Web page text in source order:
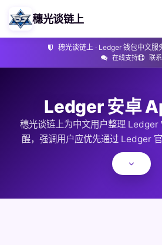
穗光谈链上 · Ledger 钱包中文服
在线支持 联系
穗光谈链上
Ledger 安卓
穗光谈链上为中文用户整理
醒，强调用户应优先通过 Ledger 官